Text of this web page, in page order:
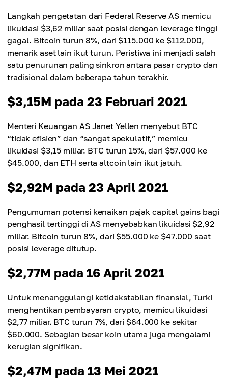
Langkah pengetatan dari Federal Reserve AS memicu
likuidasi $3,62 miliar saat posisi dengan leverage tinggi
gagal. Bitcoin turun 8%, dari $115.000 ke $112.000,
menarik aset lain ikut turun. Peristiwa ini menjadi salah
satu penurunan paling sinkron antara pasar crypto dan
tradisional dalam beberapa tahun terakhir.
$3,15M pada 23 Februari 2021
Menteri Keuangan AS Janet Yellen menyebut BTC
“tidak efisien” dan “sangat spekulatif,” memicu
likuidasi $3,15 miliar. BTC turun 15%, dari $57.000 ke
$45.000, dan ETH serta altcoin lain ikut jatuh.
$2,92M pada 23 April 2021
Pengumuman potensi kenaikan pajak capital gains bagi
penghasil tertinggi di AS menyebabkan likuidasi $2,92
miliar. Bitcoin turun 8%, dari $55.000 ke $47.000 saat
posisi leverage ditutup.
$2,77M pada 16 April 2021
Untuk menanggulangi ketidakstabilan finansial, Turki
menghentikan pembayaran crypto, memicu likuidasi
$2,77 miliar. BTC turun 7%, dari $64.000 ke sekitar
$60.000. Sebagian besar koin utama juga mengalami
kerugian signifikan.
$2,47M pada 13 Mei 2021